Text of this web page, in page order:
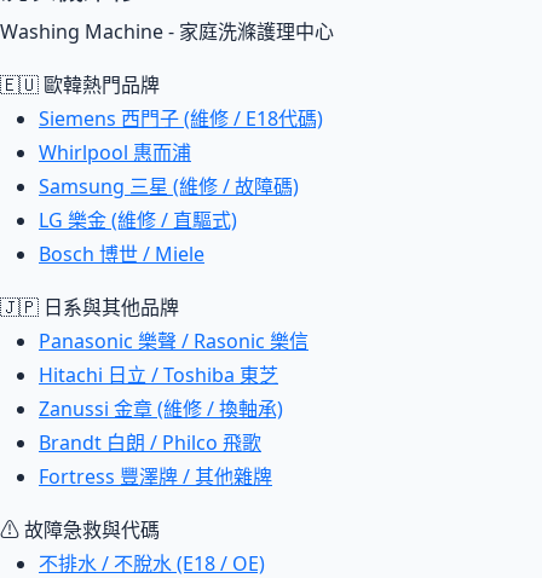
Washing Machine - 家庭洗滌護理中心
🇪🇺 歐韓熱門品牌
Siemens 西門子 (維修 / E18代碼)
Whirlpool 惠而浦
Samsung 三星 (維修 / 故障碼)
LG 樂金 (維修 / 直驅式)
Bosch 博世 / Miele
🇯🇵 日系與其他品牌
Panasonic 樂聲 / Rasonic 樂信
Hitachi 日立 / Toshiba 東芝
Zanussi 金章 (維修 / 換軸承)
Brandt 白朗 / Philco 飛歌
Fortress 豐澤牌 / 其他雜牌
⚠ 故障急救與代碼
不排水 / 不脫水 (E18 / OE)